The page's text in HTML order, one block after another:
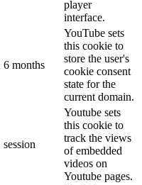
player
interface.
6 months
YouTube sets
this cookie to
store the user's
cookie consent
state for the
current domain.
session
Youtube sets
this cookie to
track the views
of embedded
videos on
Youtube pages.